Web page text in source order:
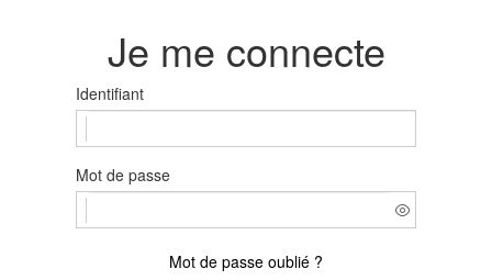
Je me connecte
Identifiant
Mot de passe
Mot de passe oublié ?